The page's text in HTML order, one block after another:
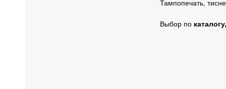
Тампопечать,
Выбор по каталогу,